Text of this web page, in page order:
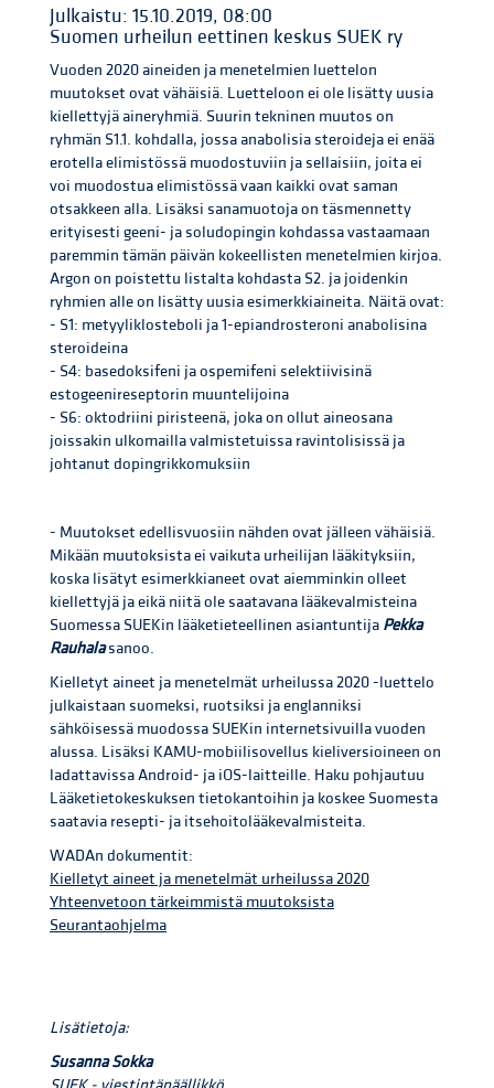
Julkaistu: 15.10.2019, 08:00
Suomen urheilun eettinen keskus SUEK ry
Vuoden 2020 aineiden ja menetelmien luettelon
muutokset ovat vähäisiä. Luetteloon ei ole lisätty uusia
kiellettyjä aineryhmiä. Suurin tekninen muutos on
ryhmän S1.1. kohdalla, jossa anabolisia steroideja ei enää
erotella elimistössä muodostuviin ja sellaisiin, joita ei
voi muodostua elimistössä vaan kaikki ovat saman
otsakkeen alla. Lisäksi sanamuotoja on täsmennetty
erityisesti geeni- ja soludopingin kohdassa vastaamaan
paremmin tämän päivän kokeellisten menetelmien kirjoa.
Argon on poistettu listalta kohdasta S2. ja joidenkin
ryhmien alle on lisätty uusia esimerkkiaineita. Näitä ovat:
- S1: metyyliklosteboli ja 1-epiandrosteroni anabolisina
steroideina
- S4: basedoksifeni ja ospemifeni selektiivisinä
estogeenireseptorin muuntelijoina
- S6: oktodriini piristeenä, joka on ollut aineosana
joissakin ulkomailla valmistetuissa ravintolisissä ja
johtanut dopingrikkomuksiin
- Muutokset edellisvuosiin nähden ovat jälleen vähäisiä.
Mikään muutoksista ei vaikuta urheilijan lääkityksiin,
koska lisätyt esimerkkianeet ovat aiemminkin olleet
kiellettyjä ja eikä niitä ole saatavana lääkevalmisteina
Suomessa SUEKin lääketieteellinen asiantuntija Pekka
Rauhalasanoo.
Kielletyt aineet ja menetelmät urheilussa 2020 -luettelo
julkaistaan suomeksi, ruotsiksi ja englanniksi
sähköisessä muodossa SUEKin internetsivuilla vuoden
alussa. Lisäksi KAMU-mobiilisovellus kieliversioineen on
ladattavissa Android- ja iOS-laitteille. Haku pohjautuu
Lääketietokeskuksen tietokantoihin ja koskee Suomesta
saatavia resepti- ja itsehoitolääkevalmisteita.
WADAn dokumentit:
Kielletyt aineet ja menetelmät urheilussa 2020
Yhteenvetoon tärkeimmistä muutoksista
Seurantaohjelma
Lisätietoja:
Susanna Sokka